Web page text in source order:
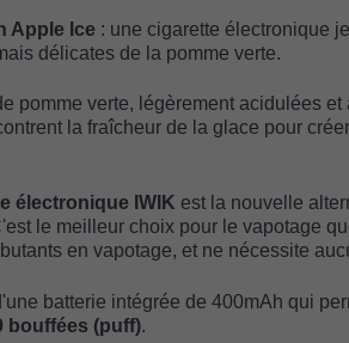
Apple Ice : une cigarette électronique
délicates de la pomme verte.
pomme verte, légèrement acidulées et
la fraîcheur de la glace pour
électronique IWIK est la nouvelle
le meilleur choix pour le vapotage
en vapotage, et ne nécessite
batterie intégrée de 400mAh qui
bouffées (puff).